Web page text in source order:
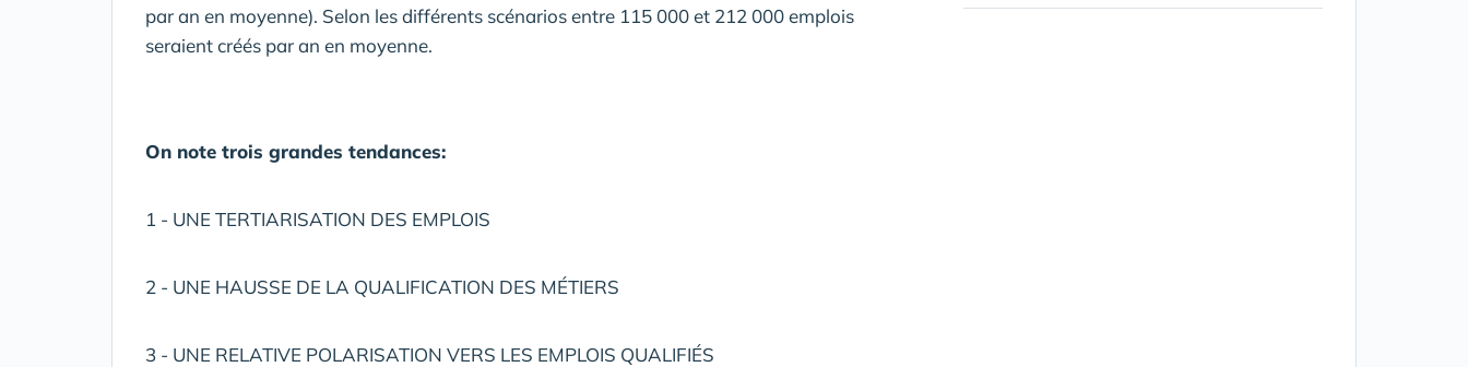
par an en moyenne). Selon les différents scénarios entre 115 000 et 212 000 emplois
seraient créés par an en moyenne.
On note trois grandes tendances:
1 - UNE TERTIARISATION DES EMPLOIS
2 - UNE HAUSSE DE LA QUALIFICATION DES MÉTIERS
3 - UNE RELATIVE POLARISATION VERS LES EMPLOIS QUALIFIÉS